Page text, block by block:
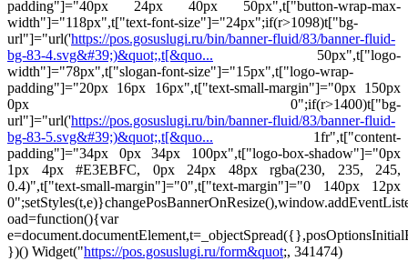
padding"]="40px 24px 40px 50px",t["button-wrap-max-
width"]="118px",t["text-font-size"]="24px";if(r>1098)t["bg-
url"]="url('https://pos.gosuslugi.ru/bin/banner-fluid/83/banner-fluid-
bg-83-4.svg&#39;)&quot;,t[&quo... 50px",t["logo-
width"]="78px",t["slogan-font-size"]="15px",t["logo-wrap-
padding"]="20px 16px 16px",t["text-small-margin"]="0px 150px
0px 0";if(r>1400)t["bg-
url"]="url('https://pos.gosuslugi.ru/bin/banner-fluid/83/banner-fluid-
bg-83-5.svg&#39;)&quot;,t[&quo... 1fr",t["content-
padding"]="34px 0px 34px 100px",t["logo-box-shadow"]="0px
1px 4px #E3EBFC, 0px 24px 48px rgba(230, 235, 245,
0.4)",t["text-small-margin"]="0",t["text-margin"]="0 140px 12px
oad=function(){var
})() Widget("https://pos.gosuslugi.ru/form&quot;, 341474)